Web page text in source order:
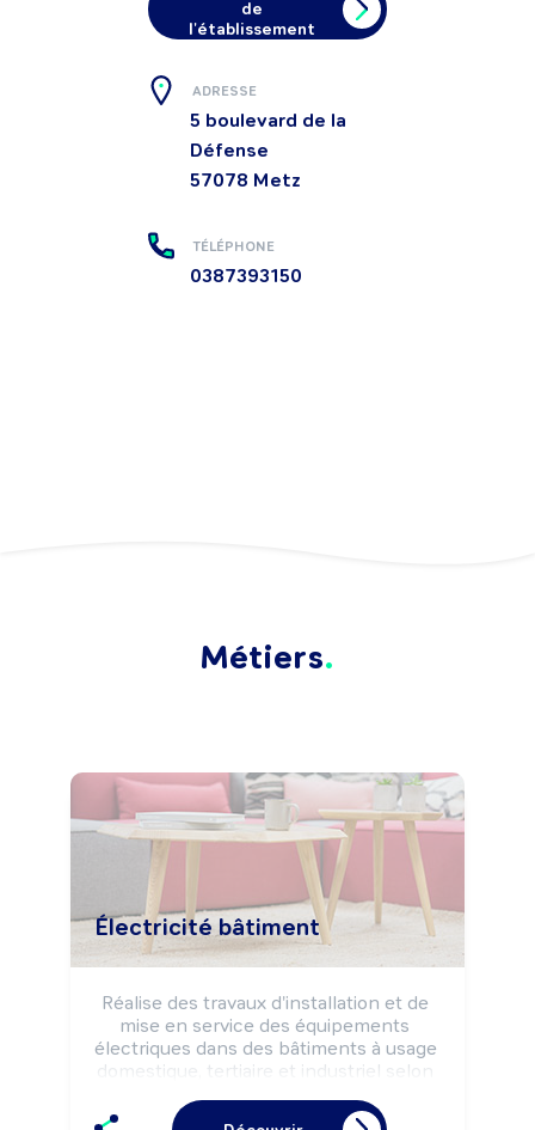
de
l'établissement
ADRESSE
5 boulevard de la
Défense
57078 Metz
TÉLÉPHONE
0387393150
Métiers
Électricité bâtiment
Réalise des travaux d'installation et de
mise en service des équipements
électriques dans des bâtiments à usage
domestique, tertiaire et industriel selon
Peut câbler et raccorder des